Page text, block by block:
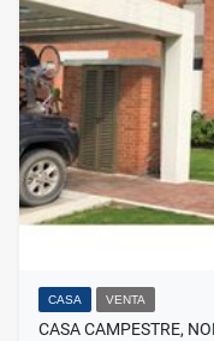
CASA VENTA
CASA CAMPESTRE,